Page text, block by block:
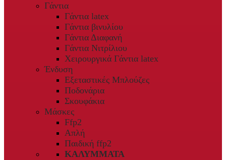
Γάντια
Γάντια latex
Γάντια βινυλίου
Γάντια Διαφανή
Γάντια Νιτρίλιου
Χειρουργικά Γάντια latex
Ένδυση
Εξεταστικές Μπλούζες
Ποδονάρια
Σκουφάκια
Μάσκες
Ffp2
Απλή
Παιδική ffp2
ΚΑΛΎΜΜΑΤΑ